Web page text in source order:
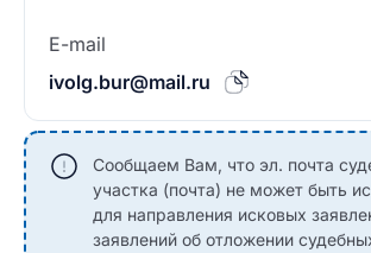
E-mail
ivolg.bur@mail.ru
Сообщаем Вам, что эл. почта
участка (почта) не может быть
для направления исковых
заявлений об отложении